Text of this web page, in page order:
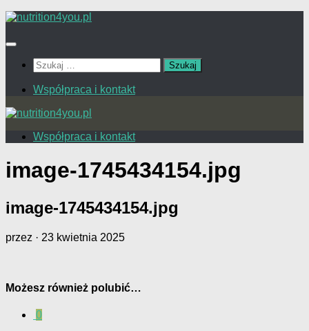
Przejdź
treści
Szukaj:
Współpraca i kontakt
Współpraca i kontakt
image-1745434154.jpg
image-1745434154.jpg
przez · 23 kwietnia 2025
Możesz również polubić…
0